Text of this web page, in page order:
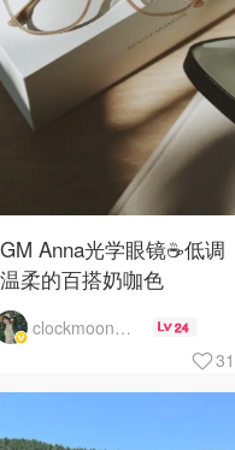
GM Anna光学眼镜☕️低调
温柔的百搭奶咖色
clockmoon月儿 24
31